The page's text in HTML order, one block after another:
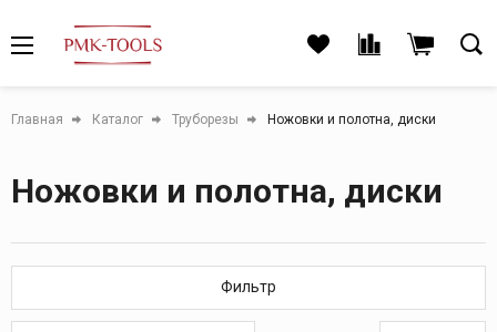
Главная Каталог Труборезы Ножовки и полотна, диски
Ножовки и полотна, диски
Фильтр